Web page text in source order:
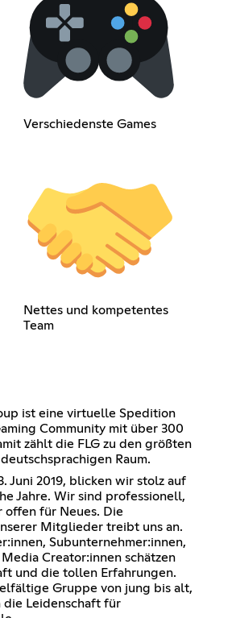
Verschiedenste Games
Nettes und kompetentes
Team
ist eine virtuelle Spedition
Community mit über 300
zählt die FLG zu den größten
Raum.
Juni 2019, blicken wir stolz auf
Jahre. Wir sind professionell,
offen für Neues. Die
Mitglieder treibt uns an.
Subunternehmer:innen,
Creator:innen schätzen
und die tollen Erfahrungen.
Gruppe von jung bis alt,
Leidenschaft für